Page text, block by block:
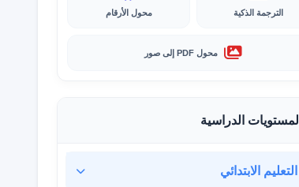
الترجمة الذكية محول الأرقام
محول PDF إلى صور
المستويات الدراسية
التعليم الابتدائي